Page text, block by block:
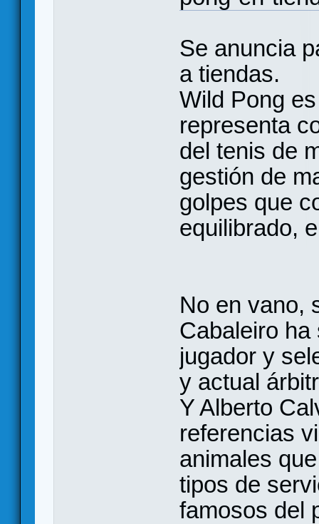
Se anuncia
a tiendas.
Wild Pong
representa
del tenis de
gestión de
golpes que
equilibrado,
No en vano,
Cabaleiro ha
jugador y
y actual
Y Alberto
referencias
animales
tipos de
famosos del